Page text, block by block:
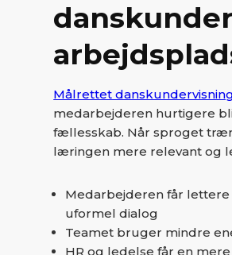
Målrettet
medarbejderen hurtigere
fællesskab. Når sproget
læringen mere relevant og
Medarbejderen får
uformel dialog
Teamet bruger mindre
HR og ledelse får en